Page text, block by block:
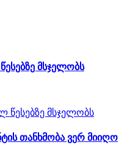
მსჯელობს
თანხმობა ვერ მიიღო